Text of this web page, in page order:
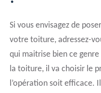
Si vous envisagez de
votre toiture, adressez-
qui maitrise bien ce
la toiture, il va choisir le
l’opération soit efficace.